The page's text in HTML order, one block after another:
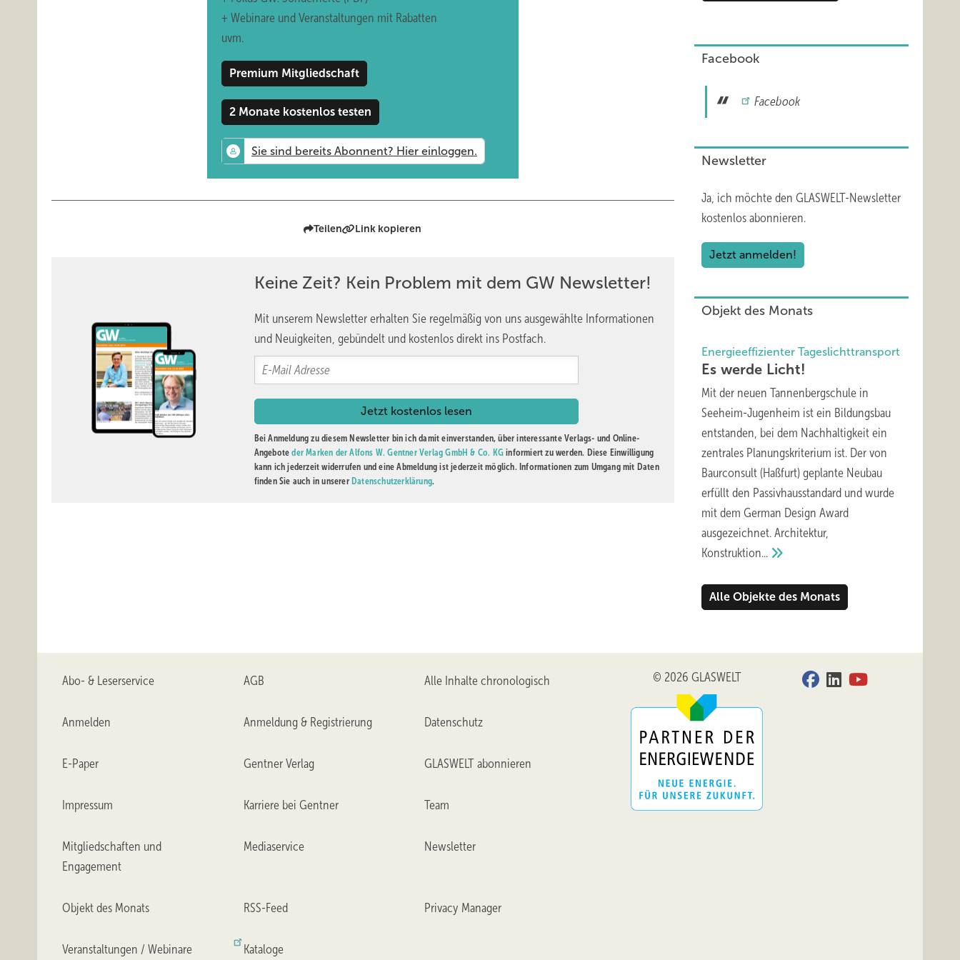
zum Gefüge wurden aber nicht preisgegeben.
Miteigentümer Christian Klinger deutete größere Expansionspläne an: „Es gibt 1,2,3 größere Konzerne, die bereits auf Einkaufstour
man auch organisch weiter wachsen. „Wir sind dabei, unsere gesamte Strategie neu aufzustellen“, so Klinger.
Die IFN-Gruppe beschäftigt europaweit weiterhin knapp 4.000 Mitarbeitende – ein leichter Abbau wurde vorgenommen, die
Beschäftigung im Kern aber stabil gehalten. In den vergangenen fünf Jahren investierte IFN rund 240 Millionen Euro in Standorte
+ Webinare und Veranstaltungen mit Rabatten
uvm.
Premium Mitgliedschaft
2 Monate kostenlos testen
Teilen Link kopieren
Keine Zeit? Kein Problem mit dem GW Newsletter!
Mit unserem Newsletter erhalten Sie regelmäßig von uns ausgewählte Informationen
und Neuigkeiten, gebündelt und kostenlos direkt ins Postfach.
Bei Anmeldung zu diesem Newsletter bin ich damit einverstanden, über interessante Verlags- und Online-
Angeboteder Marken der Alfons W. Gentner Verlag GmbH & Co. KG informiert zu werden. Diese Einwilligung
kann ich jederzeit widerrufen und eine Abmeldung ist jederzeit möglich. Informationen zum Umgang mit Daten
finden Sie auch in unserer Datenschutzerklärung.
Facebook
Facebook
Newsletter
Ja, ich möchte den GLASWELT-Newsletter
kostenlos abonnieren.
Jetzt anmelden!
Objekt des Monats
Energieeffizienter Tageslichttransport
Es werde Licht!
Mit der neuen Tannenbergschule in
Seeheim-Jugenheim ist ein Bildungsbau
entstanden, bei dem Nachhaltigkeit ein
zentrales Planungskriterium ist. Der von
Baurconsult (Haßfurt) geplante Neubau
erfüllt den Passivhausstandard und wurde
mit dem German Design Award
ausgezeichnet. Architektur,
Konstruktion...
Alle Objekte des Monats
Abo- & Leserservice AGB Alle Inhalte chronologisch
Anmelden Anmeldung & Registrierung Datenschutz
E-Paper Gentner Verlag GLASWELT abonnieren
Impressum Karriere bei Gentner Team
Mitgliedschaften und
Engagement
Mediaservice Newsletter
Objekt des Monats RSS-Feed Privacy Manager
Veranstaltungen / Webinare Kataloge
© 2026 GLASWELT